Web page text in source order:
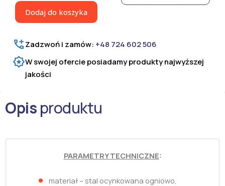
V
fi
mm
ocynkowany
Dodaj do koszyka
Zadzwoń i zamów: +48 724 602 506
W swojej ofercie posiadamy produkty najwyższej
jakości
Opisproduktu
PARAMETRY TECHNICZNE:
materiał – stal ocynkowana ogniowo,